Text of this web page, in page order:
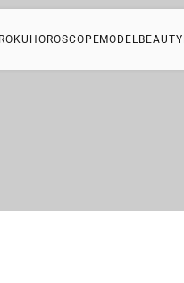
HOROSCOPEMODELBEAUTY